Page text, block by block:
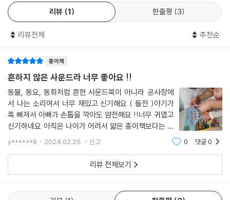
리뷰 1 한줄평 3
리뷰전체 추천순
종이책
흔하지 않은 사운드라 너무 좋아요 !!
동물, 동요, 동화처럼 흔한 사운드북이 아니라 공사장에
서 나는 소리여서 너무 재밌고 신기해요 ( 돌전 )아기가
푹 빠져서 아빠가 손톱을 깍아도 얌전해요 !!너무 귀엽고
신기하네요 아직은 나이가 어려서 얇은 종이책보다는 이
렇게 도톰한 보드북 / 사운드북이 좋은 것 같아요 엄마들
육아꿀템이에요 !!
y******8 2024.02.26. 신고 0 댓글0
리뷰 전체보기